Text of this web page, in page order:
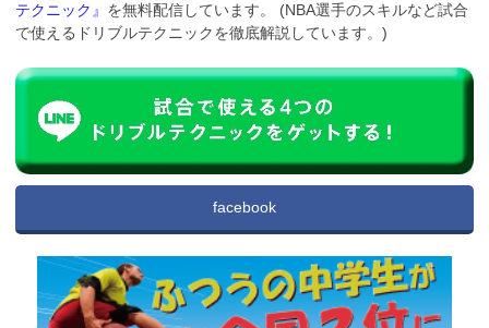
テクニック』 を無料配信しています。 (NBA選手のスキルなど試合
で使えるドリブルテクニックを徹底解説しています。)
facebook